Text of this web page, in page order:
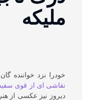
ملیکه
خودرا نزد خواننده
نقاشی ای از قوی
دیروز نیز عکسی از